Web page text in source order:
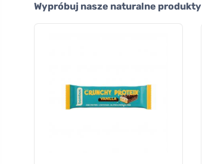
Wypróbuj nasze naturalne produkty